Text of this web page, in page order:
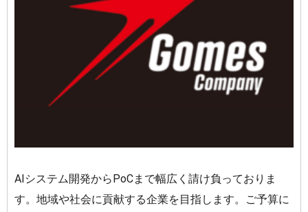
AIシステム開発からPoCまで幅広く請け負っておりま
す。地域や社会に貢献する企業を目指します。ご予算に